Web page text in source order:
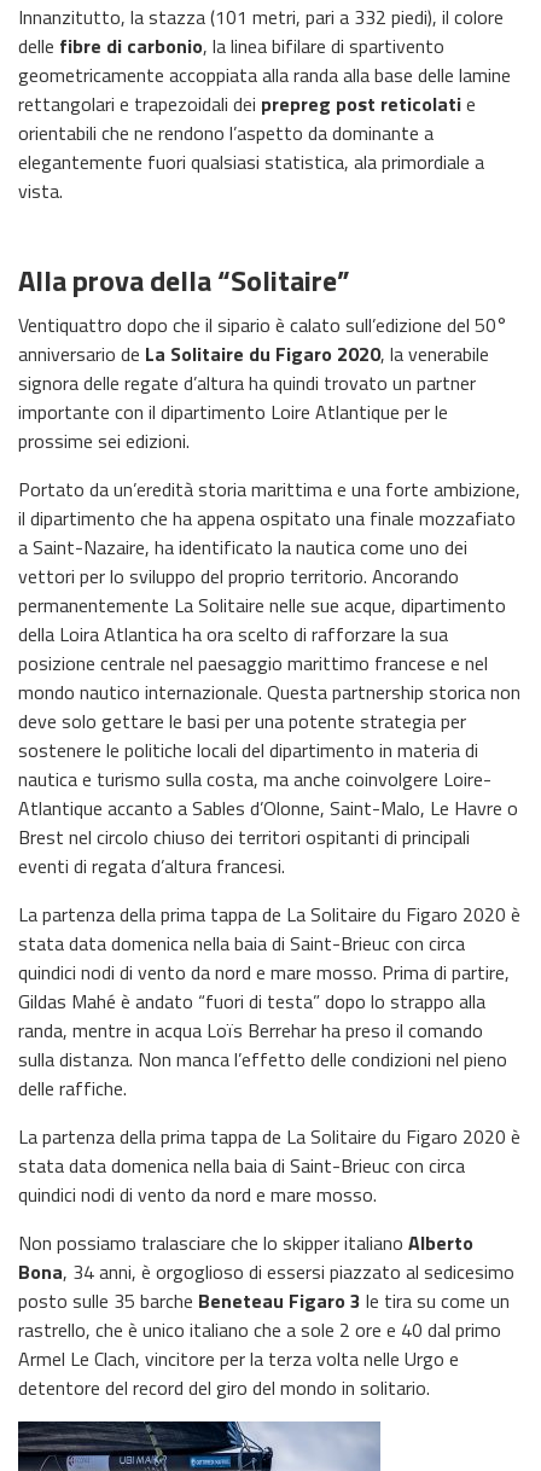
Innanzitutto, la stazza (101 metri, pari a 332 piedi), il colore
delle fibre di carbonio, la linea bifilare di spartivento
geometricamente accoppiata alla randa alla base delle lamine
rettangolari e trapezoidali dei prepreg post reticolatie
orientabili che ne rendono l’aspetto da dominante a
elegantemente fuori qualsiasi statistica, ala primordiale a
vista.
Alla prova della “Solitaire”
Ventiquattro dopo che il sipario è calato sull’edizione del 50°
anniversario de La Solitaire du Figaro 2020, la venerabile
signora delle regate d’altura ha quindi trovato un partner
importante con il dipartimento Loire Atlantique per le
prossime sei edizioni.
Portato da un’eredità storia marittima e una forte ambizione,
il dipartimento che ha appena ospitato una finale mozzafiato
a Saint-Nazaire, ha identificato la nautica come uno dei
vettori per lo sviluppo del proprio territorio. Ancorando
permanentemente La Solitaire nelle sue acque, dipartimento
della Loira Atlantica ha ora scelto di rafforzare la sua
posizione centrale nel paesaggio marittimo francese e nel
mondo nautico internazionale. Questa partnership storica non
deve solo gettare le basi per una potente strategia per
sostenere le politiche locali del dipartimento in materia di
nautica e turismo sulla costa, ma anche coinvolgere Loire-
Atlantique accanto a Sables d’Olonne, Saint-Malo, Le Havre o
Brest nel circolo chiuso dei territori ospitanti di principali
eventi di regata d’altura francesi.
La partenza della prima tappa de La Solitaire du Figaro 2020 è
stata data domenica nella baia di Saint-Brieuc con circa
quindici nodi di vento da nord e mare mosso. Prima di partire,
Gildas Mahé è andato “fuori di testa” dopo lo strappo alla
randa, mentre in acqua Loïs Berrehar ha preso il comando
sulla distanza. Non manca l’effetto delle condizioni nel pieno
delle raffiche.
La partenza della prima tappa de La Solitaire du Figaro 2020 è
stata data domenica nella baia di Saint-Brieuc con circa
quindici nodi di vento da nord e mare mosso.
Non possiamo tralasciare che lo skipper italiano Alberto
Bona, 34 anni, è orgoglioso di essersi piazzato al sedicesimo
posto sulle 35 barche Beneteau Figaro 3 le tira su come un
rastrello, che è unico italiano che a sole 2 ore e 40 dal primo
Armel Le Clach, vincitore per la terza volta nelle Urgo e
detentore del record del giro del mondo in solitario.